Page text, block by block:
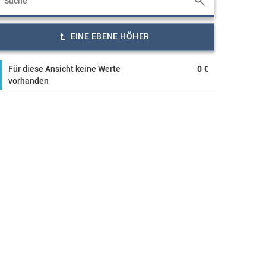
EINE EBENE HÖHER
Für diese Ansicht keine Werte
vorhanden
0 €